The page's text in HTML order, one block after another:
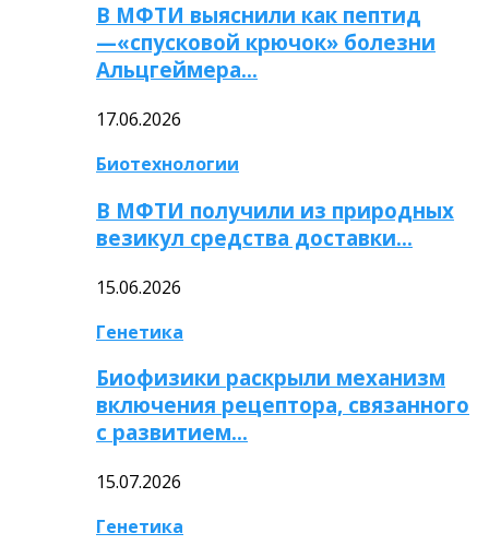
В МФТИ выяснили как пептид
—«спусковой крючок» болезни
Альцгеймера…
17.06.2026
Биотехнологии
В МФТИ получили из природных
везикул средства доставки…
15.06.2026
Генетика
Биофизики раскрыли механизм
включения рецептора, связанного
с развитием…
15.07.2026
Генетика